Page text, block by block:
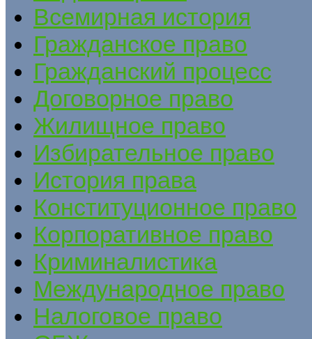
Всемирная история
Гражданское право
Гражданский процесс
Договорное право
Жилищное право
Избирательное право
История права
Конституционное право
Корпоративное право
Криминалистика
Международное право
Налоговое право